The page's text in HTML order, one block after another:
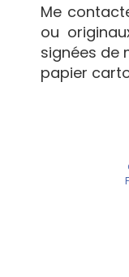
Me
ou
signées de
papier